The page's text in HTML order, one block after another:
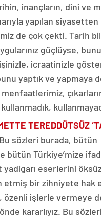
inançların, dini ve
yapılan
de çok çekti. Tarih
güçlüyse,
icraatinizle
yaptık ve yapmaya
TEREDDÜTSÜZ
Bu sözleri burada, bütün
bütün Türkiye’mize
eserlerini öksüz
etmiş bir zihniyete hak
özenli işlerle vermeye
kararlıyız. Bu